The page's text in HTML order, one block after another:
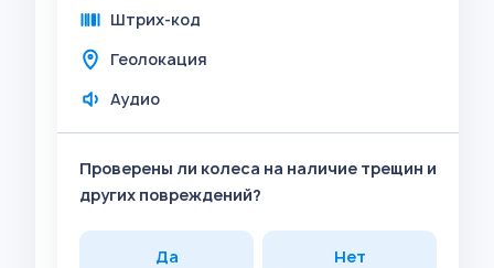
Штрих-код
Геолокация
Аудио
Проверены ли колеса на наличие трещин и
других повреждений?
Да Нет